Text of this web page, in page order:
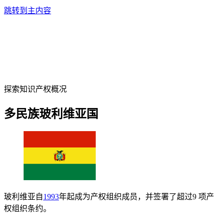
跳转到主内容
探索知识产权概况
多民族玻利维亚国
玻利维亚自1993年起成为产权组织成员，并签署了超过9 项产
权组织条约。